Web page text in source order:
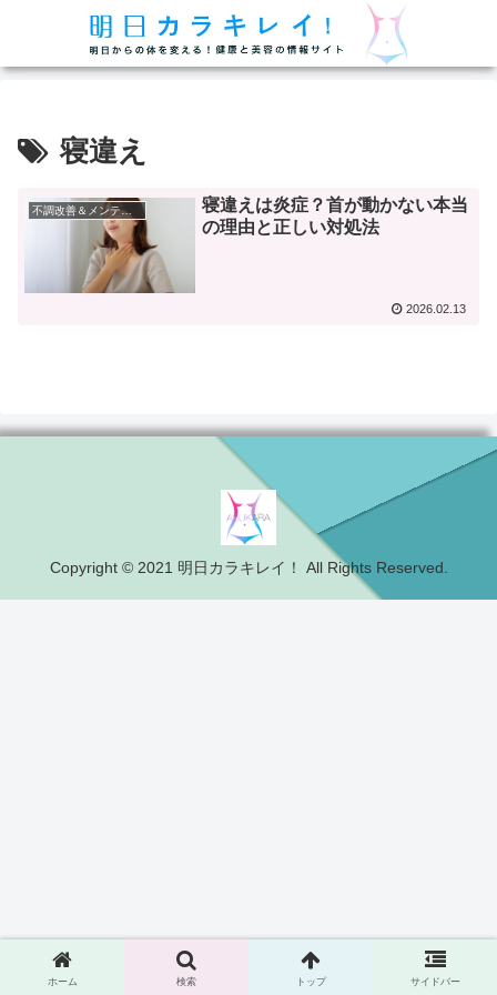
寝違え
不調改善＆メンテナンス
寝違えは炎症？首が動かない本当
の理由と正しい対処法
2026.02.13
Copyright © 2021 明日カラキレイ！ All Rights Reserved.
ホーム 検索 トップ サイドバー